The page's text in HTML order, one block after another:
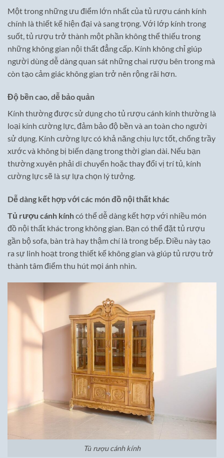
Một trong những ưu điểm lớn nhất của tủ rượu cánh kính
chính là thiết kế hiện đại và sang trọng. Với lớp kính trong
suốt, tủ rượu trở thành một phần không thể thiếu trong
những không gian nội thất đẳng cấp. Kính không chỉ giúp
người dùng dễ dàng quan sát những chai rượu bên trong mà
còn tạo cảm giác không gian trở nên rộng rãi hơn.
Độ bền cao, dễ bảo quản
Kính thường được sử dụng cho tủ rượu cánh kính thường là
loại kính cường lực, đảm bảo độ bền và an toàn cho người
sử dụng. Kính cường lực có khả năng chịu lực tốt, chống trầy
xước và không bị biến dạng trong thời gian dài. Nếu bạn
thường xuyên phải di chuyển hoặc thay đổi vị trí tủ, kính
cường lực sẽ là sự lựa chọn lý tưởng.
Dễ dàng kết hợp với các món đồ nội thất khác
Tủ rượu cánh kínhcó thể dễ dàng kết hợp với nhiều món
đồ nội thất khác trong không gian. Bạn có thể đặt tủ rượu
gần bộ sofa, bàn trà hay thậm chí là trong bếp. Điều này tạo
ra sự linh hoạt trong thiết kế không gian và giúp tủ rượu trở
thành tâm điểm thu hút mọi ánh nhìn.
Tủ rượu cánh kính